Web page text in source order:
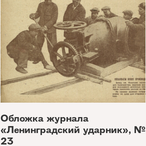
Обложка журнала
«Ленинградский ударник», №
23